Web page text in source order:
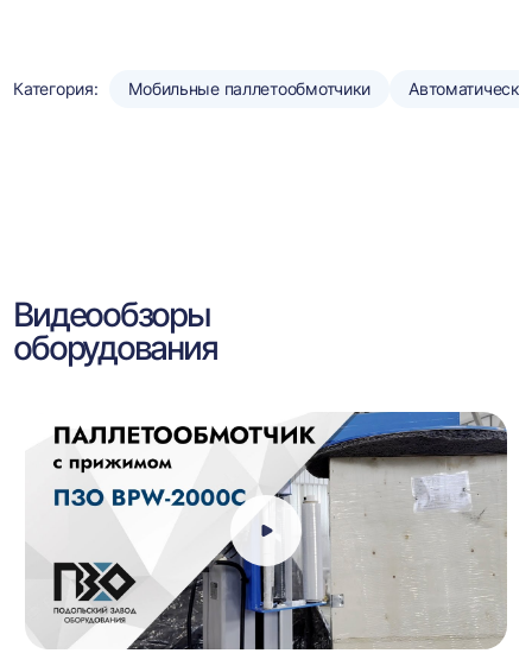
Категория: Мобильные паллетообмотчики
Видеообзоры
оборудования